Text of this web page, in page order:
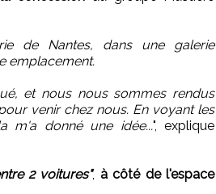
de Nantes, dans une galerie
emplacement.
et nous nous sommes rendus
venir chez nous. En voyant les
m'a donné une idée...", explique
2 voitures", à côté de l'espace